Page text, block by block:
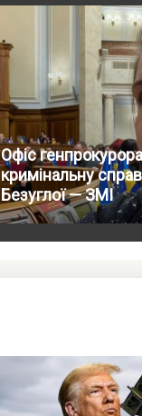
Офіс
кримінальну
Безуглої — ЗМІ